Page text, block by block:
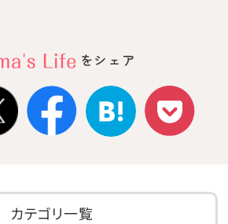
をシェア
カテゴリ一覧